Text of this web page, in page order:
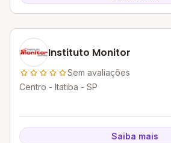
Instituto Monitor
Sem avaliações
Centro - Itatiba - SP
Saiba mais